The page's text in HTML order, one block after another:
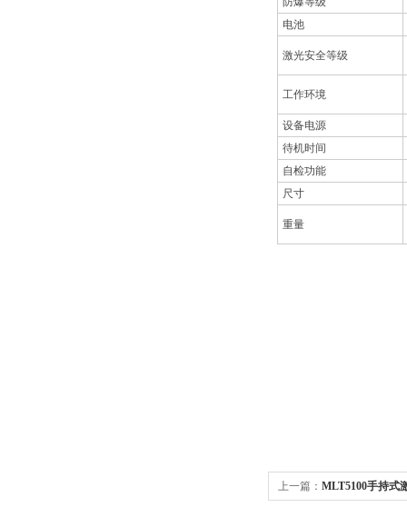
电池
激光安全等级
工作环境
设备电源
待机时间
自检功能
尺寸
重量
上一篇： MLT5100手持式